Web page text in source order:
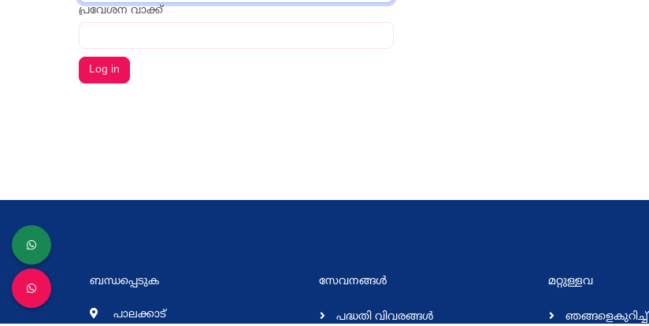
പ്രവേശന വാക്ക്
ബന്ധപ്പെടുക
പാലക്കാട്
സേവനങ്ങള്‍
പദ്ധതി വിവരങ്ങള്‍
മറ്റുള്ളവ
ഞങ്ങളെകുറിച്ച്